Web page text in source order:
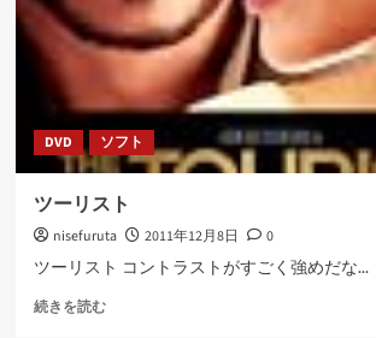
に
読
DVD ソフト
ツーリスト
nisefuruta 2011年12月8日
0
ツーリスト コントラストがすごく強めだな...
続きを読むツ